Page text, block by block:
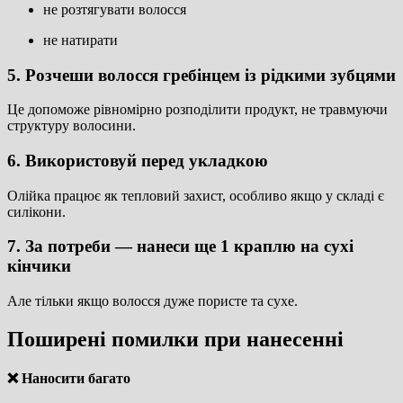
не розтягувати волосся
не натирати
5. Розчеши волосся гребінцем із рідкими зубцями
Це допоможе рівномірно розподілити продукт, не травмуючи
структуру волосини.
6. Використовуй перед укладкою
Олійка працює як тепловий захист, особливо якщо у складі є
силікони.
7. За потреби — нанеси ще 1 краплю на сухі
кінчики
Але тільки якщо волосся дуже пористе та сухе.
Поширені помилки при нанесенні
❌ Наносити багато